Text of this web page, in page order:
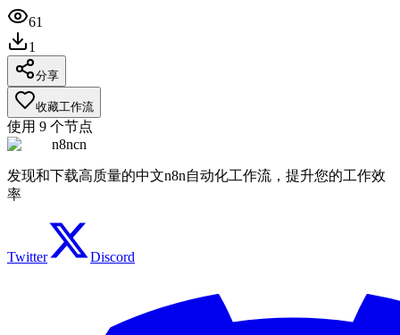
61
1
分享
收藏工作流
使用 9 个节点
n8ncn
发现和下载高质量的中文n8n自动化工作流，提升您的工作效
率
Twitter Discord